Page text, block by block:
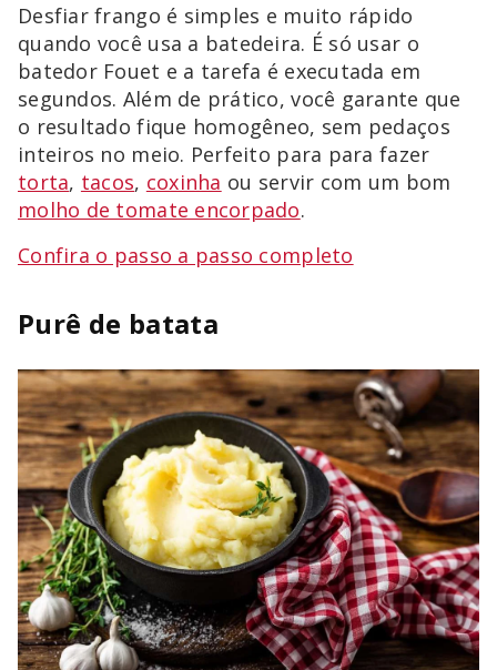
Desfiar frango é simples e muito rápido
quando você usa a batedeira. É só usar o
batedor Fouet e a tarefa é executada em
segundos. Além de prático, você garante que
o resultado fique homogêneo, sem pedaços
inteiros no meio. Perfeito para para fazer
torta, tacos, coxinha ou servir com um bom
molho de tomate encorpado.
Confira o passo a passo completo
Purê de batata